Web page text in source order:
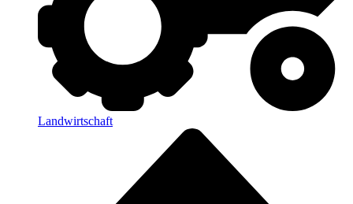
Landwirtschaft